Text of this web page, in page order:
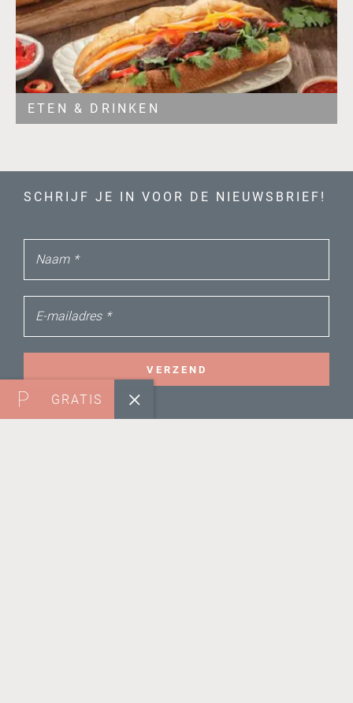
ETEN & DRINKEN
SCHRIJF JE IN VOOR DE NIEUWSBRIEF!
Naam *
E-mailadres *
VERZEND
GRATIS